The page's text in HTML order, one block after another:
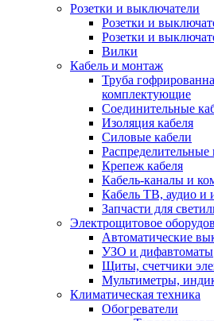
Розетки и выключатели
Розетки и
Розетки и
Вилки
Кабель и монтаж
Труба
комплектующие
Соединительные
Изоляция кабеля
Силовые кабели
Крепеж кабеля
Кабель-каналы и
Кабель ТВ, аудио и
Запчасти для
Электрощитовое
Автоматические
УЗО и дифавтоматы
Щиты, счетчики
Мультиметры,
Климатическая техника
Обогреватели